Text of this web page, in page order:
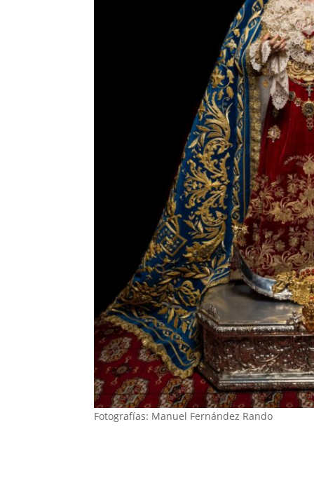
Fotografías: Manuel Fernández Rando